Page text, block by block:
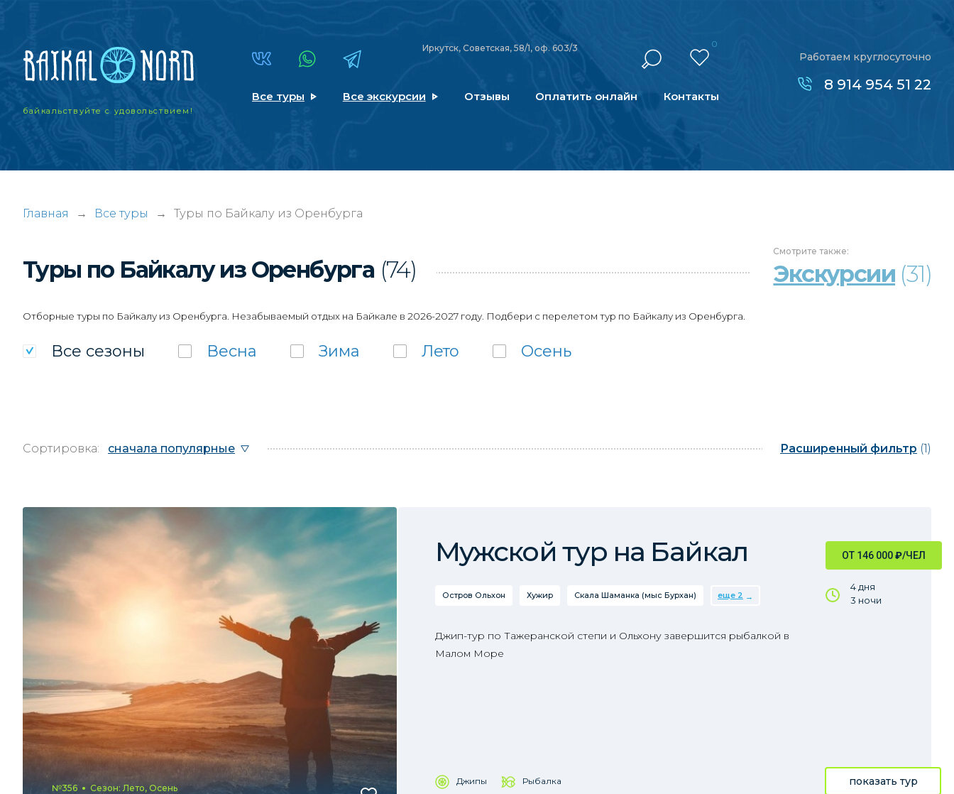
байкальствуйтес удовольствием!
Иркутск, Советская, 58/1, оф. 603/3 0
Все туры Все экскурсии Отзывы Оплатить онлайн Контакты
Работаем круглосуточно
8 914 954 51 22
Главная → Все туры → Туры по Байкалу из Оренбурга
Туры по Байкалу из Оренбурга (74)
Смотрите также:
Экскурсии (31)
Отборные туры по Байкалу из Оренбурга. Незабываемый отдых на Байкале в 2026-2027 году. Подбери с перелетом тур по Байкалу из Оренбурга.
Все сезоны Весна Зима Лето Осень
Сортировка: сначала популярные Расширенный фильтр (1)
№356 Сезон: Лето, Осень
ОТ 146 000₽/ЧЕЛ
4 дня
3 ночи
Мужской тур на Байкал
Остров Ольхон Хужир Скала Шаманка (мыс Бурхан) еще 2
Джип-тур по Тажеранской степи и Ольхону завершится рыбалкой в
Малом Море
Джипы Рыбалка показать тур